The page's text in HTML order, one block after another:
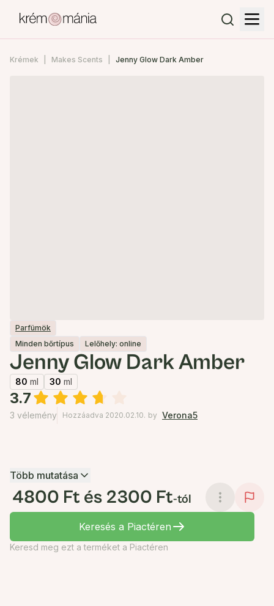
Krémek Makes Scents Jenny Glow Dark Amber
Parfümök
Minden bőrtípus
Lelőhely: online
Jenny Glow Dark Amber
80 ml 30 ml
3.7
3 vélemény Hozzáadva 2020.02.10. by Verona5
Több mutatása
4800 Ft és 2300 Ft-tól
Keresés a Piactéren
Keresd meg ezt a terméket a Piactéren